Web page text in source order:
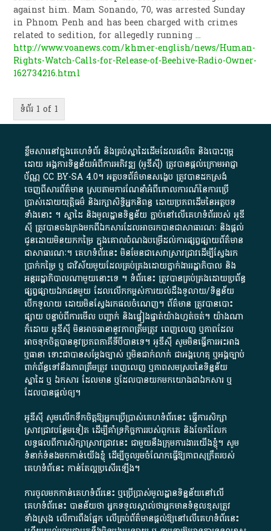
against him. Mam Sonando, 70, was arrested Sunday
in Phnom Penh and has been charged with crimes
related to sedition, for allegedly running...
http://www.voanews.com/khmer-english/news/Human-
Rights-Watch-Calls-for-Release-of-Beehive-Radio-Owner-
162734216.html
ទំព័រ 1 of 1
ខ្លឹមសារ​នៅ​ក្នុង​គេហទំព័រ និង​គ្រប់​ស្នា​ដៃ​ដើម​ដែល​ផលិត​ និង​បោះពុម្ព​
ដោយ​ អង្គការ​ទិន្នន័យ​អំពី​ការអភិវឌ្ឍ​​ (អូ​ឌី​ស៊ី)​ ត្រូវ​បាន​ផ្តល់​ក្រោម​អាជ្ញា
ប័ណ្ណ​CC BY-SA 4.0។​ អត្ថបទ​ព័ត៌មាន​សង្ខេប​ ត្រូវ​បាន​ដកស្រង់​
ចេញពី​សារព័ត៌មាន ស្របតាមការ​ណែនាំ​អំពី​គោលការណ៍​នៃ​ការ​ប្រើ
ប្រាស់​ដោយ​យុត្តិធម៌​ និង​រក្សាសិទ្ធិអ្នកនិពន្ធ ដោយ​ប្រភពដើម​នៃ​​អត្ថបទ
ទាំង​នោះ​ ។​ ស្នាដៃ​ និង​មូលដ្ឋាន​ទិន្នន័យ ​ភ្ជាប់​នៅ​លើ​គេហទំព័រ​របស់​ អូ​ឌី​
ស៊ី​ ត្រូវ​បាន​ចងក្រង​មក​ពី​ឯកសារ​ដែល​អាច​រក​បានជា​សាធារណៈ​ និង​ផ្តល់​
ជូន​ដោយ​មិន​យក​កម្រៃ​ ក្នុង​គោលបំណង​បម្រើ​ដល់ការ​ផ្សព្វផ្សាយ​ព័ត៌មាន​
ជា​សាធារណៈ​។​ គេហទំព័រ​នេះ​ មិនមែន​ជា​សេវា​ស្រាវជ្រាវ​ដើម្បី​ស្វែងរក
ប្រាក់​កម្រៃ​ ឬ​ ជា​វិស័យ​មួយ​ដែល​គ្រប់គ្រង​ដោយ​ភ្នាក់ងារ​រដ្ឋាភិបាល​ និង ​
អន្តររដ្ឋាភិបាល​ណាមួយ​នោះ​ទេ ​។​ ទំព័រ​នេះ​ ត្រូវ​បាន​គ្រប់គ្រង​ដោយ​ប្រព័ន្ធ​
ផ្សព្វផ្សាយ​ឯកជន​មួយ​ ដែល​លើកកម្ពស់​ការ​យល់​ដឹង​ទូលាយ​/​ទិន្នន័យ​
បើក​ទូលាយ​ ដោយ​មិនស្វែង​រក​ផល​ចំណេញ​។​ ព័ត៌មាន​ ត្រូវ​បាន​បោះ
ផ្សាយ​ បន្ទាប់​ពី​ការ​មើល​ បញ្ជាក់​ និង​ផ្ទៀងផ្ទាត់​យ៉ាង​ហ្មត់ចត់​។​ យ៉ាងណា​
ក៏​ដោយ​ អូ​ឌី​ស៊ី​ មិន​អាច​ធានា​នូវ​ភាព​ត្រឹមត្រូវ​ ពេញលេញ​ ឬ​ភាព​ដែល​
អាច​ទុកចិត្ត​បាននូវ​ប្រភព​ភាគី​ទី​បី​បាន​ទេ​។​ អូ​ឌី​ស៊ី​ សូម​មិន​ធ្វើការ​អះអាង​
ឬ​ធានា​ ទោះជា​បាន​សម្តែង​ច្បាស់​ ឬ​មិន​ជាក់លាក់​ ជា​អង្គហេតុ​ ឬ​អង្គច្បាប់​
ពាក់ព័ន្ធ​ទៅ​នឹង​ភាព​ត្រឹមត្រូវ​ ពេញលេញ​ ឬ​ភាព​សម​ស្រប​នៃ​ទិន្នន័យ​
ស្នាដៃ​ ឬ​ ឯកសារ​ ដែល​មាន​ ឬ​ដែល​បាន​យក​មក​យោង​ជា​ឯកសារ​ ឬ​
ដែល​បាន​ផ្តល់​ឲ្យ​។
អូឌីស៊ី សូមលើកទឹកចិត្តឱ្យអ្នកប្រើប្រាស់គេហទំព័រនេះ ធ្វើការសិក្សា
ស្រាវជ្រាវបន្ថែមទៀត ដើម្បីគាំទ្រកិច្ចការ​របស់ពួកគេ និងចែករំលែក
លទ្ធផលពីការសិក្សាស្រាវជ្រាវនេះ ជាមួយនឹងក្រុមការងារយើងខ្ញុំ។ សូម
ទំនាក់ទំនងមកកាន់យើងខ្ញុំ ដើម្បីចូលរួមចំណែកធ្វើឱ្យភាពសុក្រឹតរបស់
គេហទំព័នេះ កាន់តែល្អប្រសើរឡើង។
ការចូលមកកាន់គេហទំព័រនេះ ឬប្រើប្រាស់មូលដ្ឋានទិន្នន័យនៅលើ
គេហទំព័រនេះ បានន័យថា អ្នកទទួលស្គាល់ថាអ្នកមានទំនួលខុសត្រូវ
ទាំងស្រុង លើការពឹងផ្អែក លើគ្រប់ព័ត៌មានផ្តល់ឱ្យនៅលើគេហទំព័រនេះ